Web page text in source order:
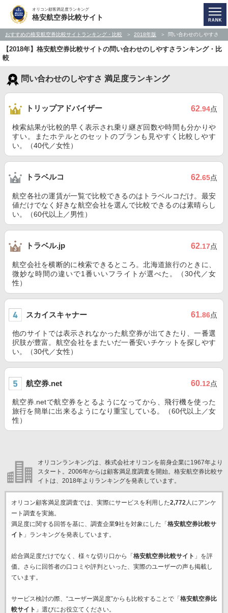
オリコン顧客満足度ランキング
格安航空券比較サイト
おすすめの格安航空券比較サイトランキング・比較 2018年版 問い合わせのしやすさ
【2018年】格安航空券比較サイトの問い合わせのしやすさランキング・比
較
問い合わせのしやすさ 満足度ランキング
トリップアドバイザー 62.94点
検索結果が比較的早く表示され乗り継ぎ回数や時間も分かりや
すい。またホテルとのセットのプランも見やすく比較しやす
い。（40代／女性）
トラベルコ 62.65点
航空各社の運賃が一覧で比較できるのはトラベルコだけ。最安
値だけでなく好きな航空会社を選んで比較できるのは素晴らし
い。（60代以上／男性）
トラベル.jp 62.17点
航空会社を横断的に検索できるところ。北海道旅行のときに、
微妙な時間の違いで1番いいフライトが選べた。（30代／女
性）
スカイスキャナー 61.86点
他のサイトでは表示されなかった航空券が出てきたり、一番選
択肢が豊富。航空会社をまたいだ一番安いチケットを探しやす
い。（30代／女性）
航空券.net 60.12点
航空券.netで航空券をとるようになってから、飛行機を使った
旅行を簡単に出来るようになり重宝している。（60代以上／女
性）
オリコンランキングは、株式会社オリコンを前身企業に1967年より
スタート。2006年からは顧客満足度調査を開始。格安航空券比較サ
イトは、2018年よりランキングを発表しています。
オリコン顧客満足度調査では、実際にサービスを利用した2,772人にアンケ
ート調査を実施。
満足度に関する回答を基に、調査企業9社を対象にした「 格安航空券比較サ
イト 」ランキングを発表しています。
総合満足度だけでなく、様々な切り口から「 格安航空券比較サイト 」を評
価。さらに回答者の口コミや評判といった、実際のユーザーの声も掲載し
ています。
サービス検討の際、“ユーザー満足度”からも比較することで「 格安航空券比
較サイト 」選びにお役立てください。